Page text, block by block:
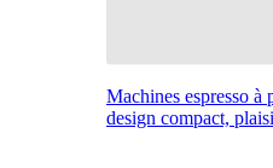
Machines espresso à
design compact,